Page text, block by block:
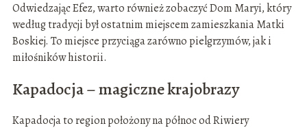
Odwiedzając Efez, warto również zobaczyć Dom Maryi, który
według tradycji był ostatnim miejscem zamieszkania Matki
Boskiej. To miejsce przyciąga zarówno pielgrzymów, jak i
miłośników historii.
Kapadocja – magiczne krajobrazy
Kapadocja to region położony na północ od Riwiery